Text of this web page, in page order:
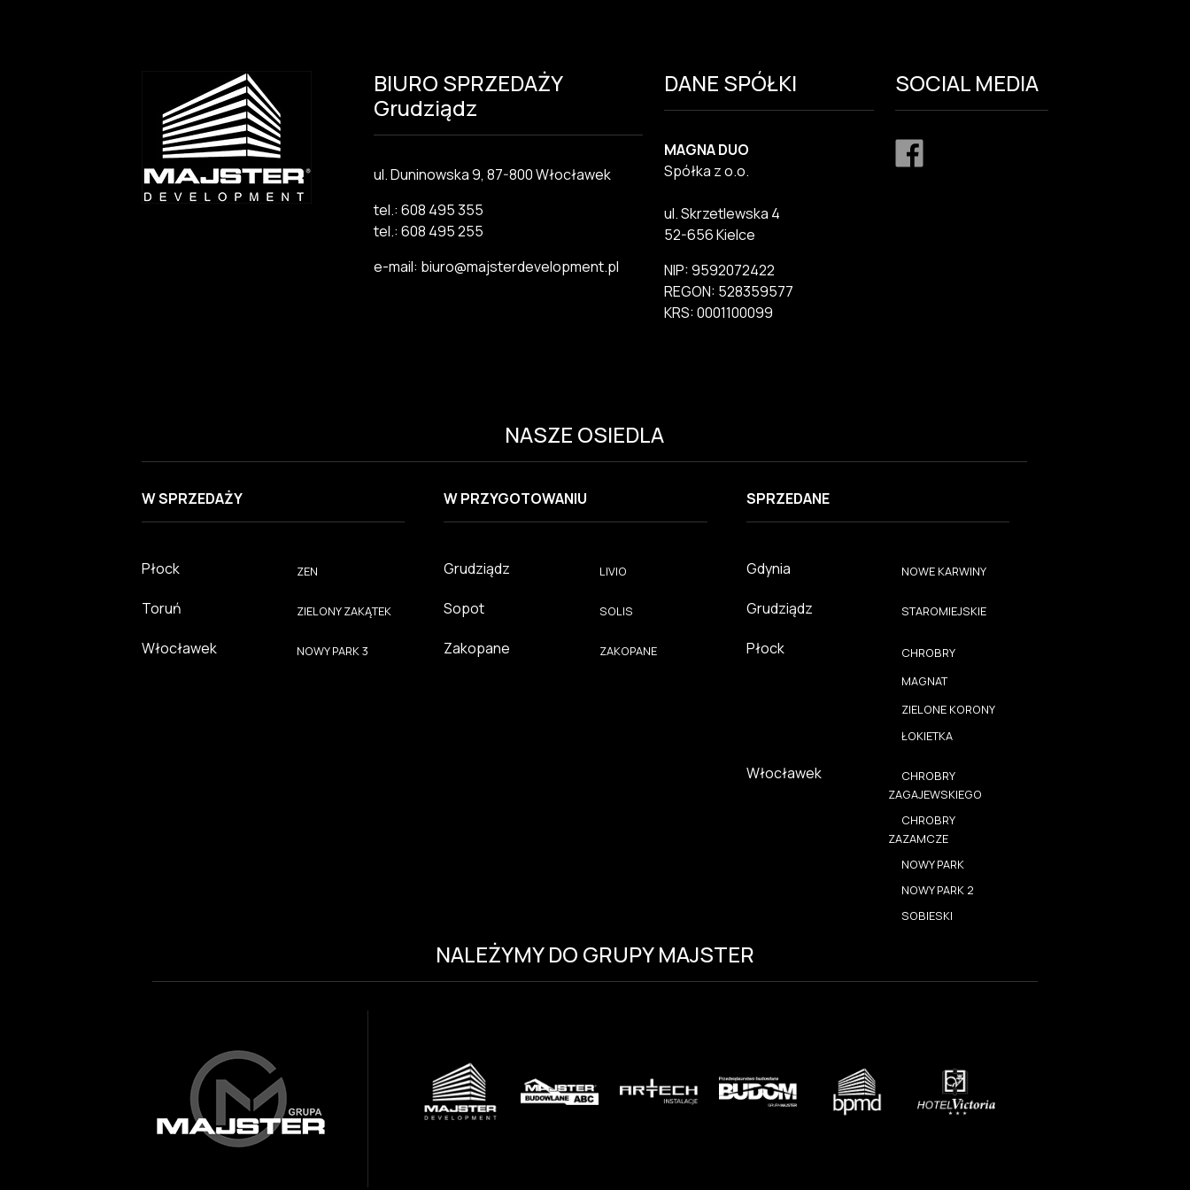
BIURO SPRZEDAŻY
Grudziądz
ul. Duninowska 9, 87-800 Włocławek
tel.: 608 495 355
tel.: 608 495 255
e-mail: biuro@majsterdevelopment.pl
DANE SPÓŁKI
MAGNA DUO
Spółka z o.o.
ul. Skrzetlewska 4
52-656 Kielce
NIP: 9592072422
REGON: 528359577
KRS: 0001100099
SOCIAL MEDIA
NASZE OSIEDLA
W SPRZEDAŻY
Płock ZEN
Toruń ZIELONY ZAKĄTEK
Włocławek NOWY PARK 3
W PRZYGOTOWANIU
Grudziądz LIVIO
Sopot SOLIS
Zakopane ZAKOPANE
SPRZEDANE
Gdynia NOWE KARWINY
Grudziądz STAROMIEJSKIE
Płock
CHROBRY
MAGNAT
ZIELONE KORONY
ŁOKIETKA
Włocławek
CHROBRY
ZAGAJEWSKIEGO
CHROBRY
ZAZAMCZE
NOWY PARK
NOWY PARK 2
SOBIESKI
NALEŻYMY DO GRUPY MAJSTER